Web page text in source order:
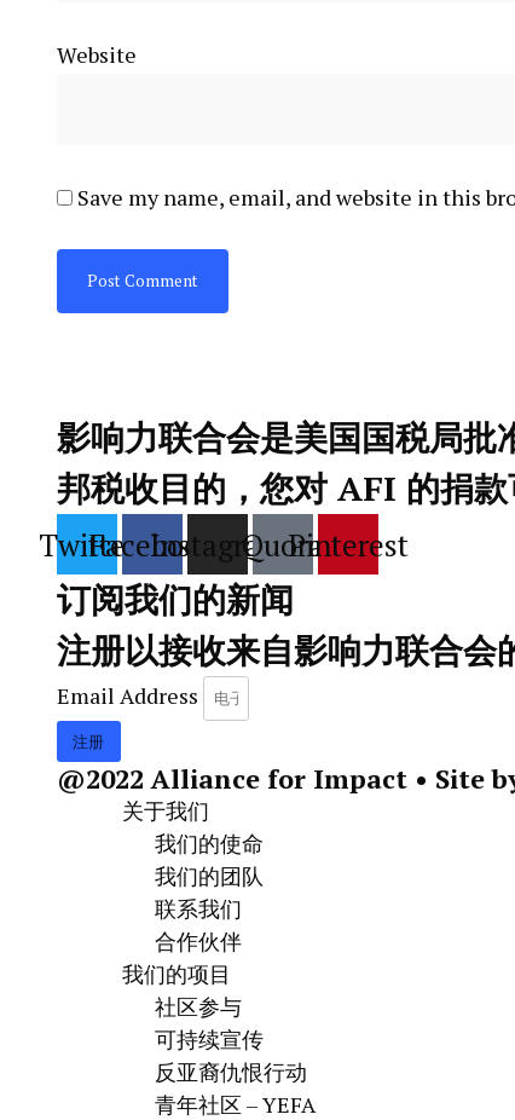
Website
Save my name, email, and website in this
影响力联合会是美国国税局
邦税收目的，您对 AFI 的捐款
TwitterFacebookInstagram
QuoraPinterest
订阅我们的新闻​
注册以接收来自影响力联合
Email Address
注册
@2022 Alliance for Impact • Site
关于我们
我们的使命
我们的团队
联系我们
合作伙伴
我们的项目
社区参与
可持续宣传
反亚裔仇恨行动
青年社区 – YEFA